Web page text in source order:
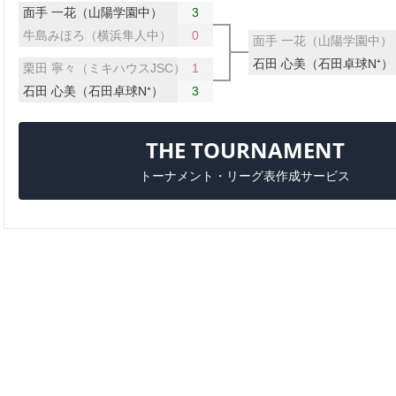
面手 一花（山陽学園中）
3
牛島みほろ（横浜隼人中）
0
栗田 寧々（ミキハウスJSC）
1
石田 心美（石田卓球N⁺）
3
面手 一花（山陽学園中）
石田 心美（石田卓球N⁺）
THE TOURNAMENT
トーナメント・リーグ表作成サービス